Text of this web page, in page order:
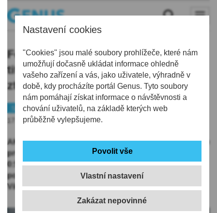
Nastavení cookies
"Cookies" jsou malé soubory prohlížeče, které nám
umožňují dočasně ukládat informace ohledně
vašeho zařízení a vás, jako uživatele, výhradně v
době, kdy procházíte portál Genus. Tyto soubory
nám pomáhají získat informace o návštěvnosti a
chování uživatelů, na základě kterých web
průběžně vylepšujeme.
Vlastní nastavení
Fotbalisté Jablonce ve skupině o
titul utrpěli debakl 0:5 v Plzni a
ztratili šanci na čtvrté místo
Fotbal
Sport
17.05.2026 | 19:32
AKTUALIZOVÁNO: Fotbalisté Jablonce ve čtvrtém kole
prvoligové nadstavby ve skupině o titul utrpěli debakl
0:5 v Plzni a ztratili šanci na čtvrté místo v tabulce a
postup do evropských pohárů z nejvyšší soutěže.
Viktoria rozhodla čtyřmi góly už v úvodním dějství.